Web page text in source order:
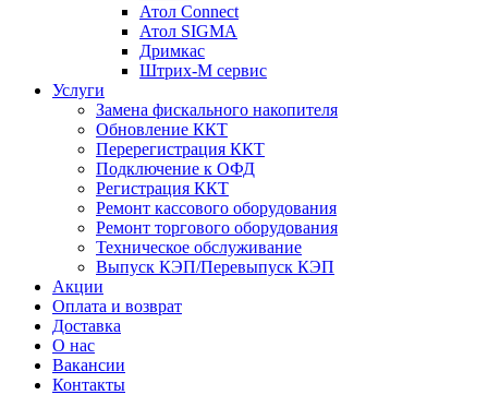
Атол Connect
Атол SIGMA
Дримкас
Штрих-М сервис
Услуги
Замена фискального накопителя
Обновление ККТ
Перерегистрация ККТ
Подключение к ОФД
Регистрация ККТ
Ремонт кассового оборудования
Ремонт торгового оборудования
Техническое обслуживание
Выпуск КЭП/Перевыпуск КЭП
Акции
Оплата и возврат
Доставка
О нас
Вакансии
Контакты